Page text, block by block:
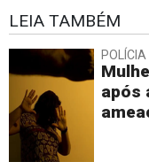
LEIA TAMBÉM
POLÍCIA
após